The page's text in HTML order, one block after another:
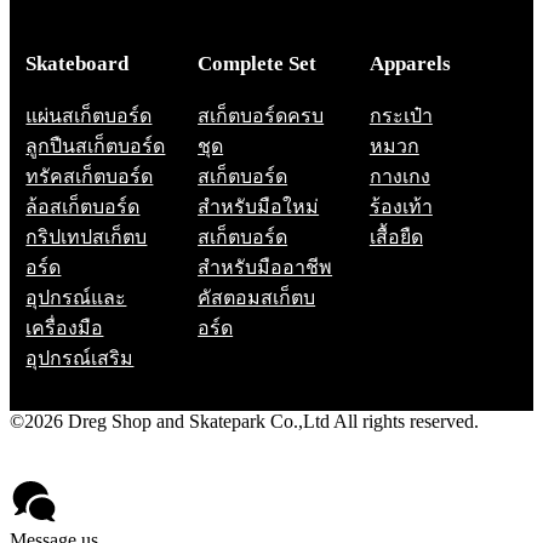
Skateboard
แผ่นสเก็ตบอร์ด
ลูกปืนสเก็ตบอร์ด
ทรัคสเก็ตบอร์ด
ล้อสเก็ตบอร์ด
กริปเทปสเก็ตบ
อร์ด
อุปกรณ์และ
เครื่องมือ
อุปกรณ์เสริม
Complete Set
สเก็ตบอร์ดครบ
ชุด
สเก็ตบอร์ด
สำหรับมือใหม่
สเก็ตบอร์ด
สำหรับมืออาชีพ
คัสตอมสเก็ตบ
อร์ด
Apparels
กระเป๋า
หมวก
กางเกง
ร้องเท้า
เสื้อยืด
©2026 Dreg Shop and Skatepark Co.,Ltd All rights reserved.